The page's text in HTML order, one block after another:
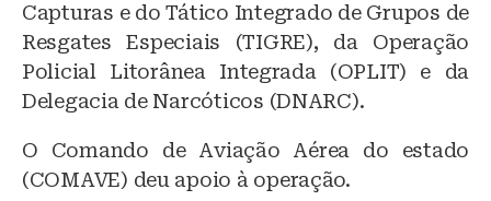
Capturas e do Tático Integrado de Grupos de
Resgates Especiais (TIGRE), da Operação
Policial Litorânea Integrada (OPLIT) e da
Delegacia de Narcóticos (DNARC).
O Comando de Aviação Aérea do estado
(COMAVE) deu apoio à operação.